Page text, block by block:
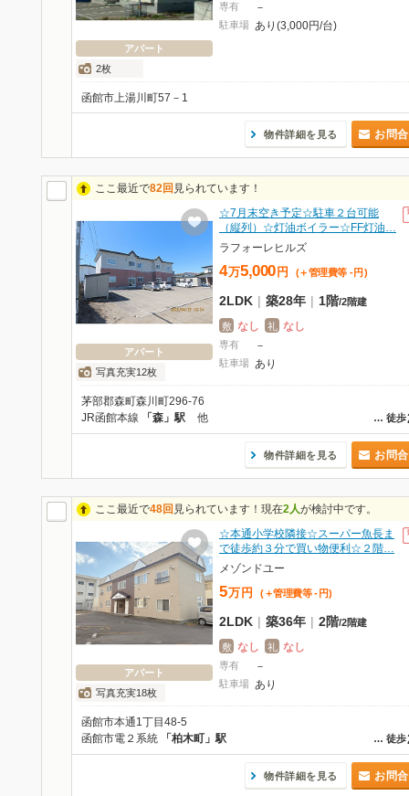
アパート
2枚
専有 －
駐車場 あり(3,000円/台)
函館市上湯川町57－1
物件詳細を見る お問
ここ最近で82回 見られています！
アパート
写真充実12枚
☆7月末空き予定☆駐車２台可能
（縦列）☆灯油ボイラー☆FF灯油…
ラフォーレヒルズ
4万5,000 円 (＋管理費等 - 円 )
2LDK | 築28年 | 1階/2階建
敷 なし 礼 なし
専有 －
駐車場 あり
茅部郡森町森川町296-76
… 徒歩
JR函館本線 「森」駅 他
物件詳細を見る お問
ここ最近で48回 見られています！現在2人が検討中です。
アパート
写真充実18枚
☆本通小学校隣接☆スーパー魚長ま
で徒歩約３分で買い物便利☆２階…
メゾンドユー
5万 円 (＋管理費等 - 円)
2LDK | 築36年 | 2階/2階建
敷 なし 礼 なし
専有 －
駐車場 あり
函館市本通1丁目48-5
… 徒歩
函館市電２系統 「柏木町」駅
物件詳細を見る お問